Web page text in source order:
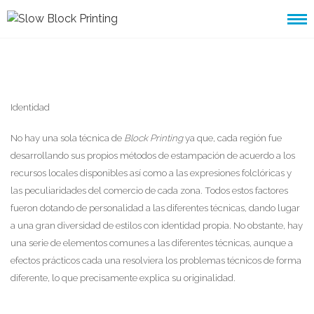
Skip
to
Identidad
No hay una sola técnica de Block Printingya que, cada región fue
desarrollando sus propios métodos de estampación de acuerdo a los
recursos locales disponibles así como a las expresiones folclóricas y
las peculiaridades del comercio de cada zona. Todos estos factores
fueron dotando de personalidad a las diferentes técnicas, dando lugar
a una gran diversidad de estilos con identidad propia. No obstante, hay
una serie de elementos comunes a las diferentes técnicas, aunque a
efectos prácticos cada una resolviera los problemas técnicos de forma
diferente, lo que precisamente explica su originalidad.